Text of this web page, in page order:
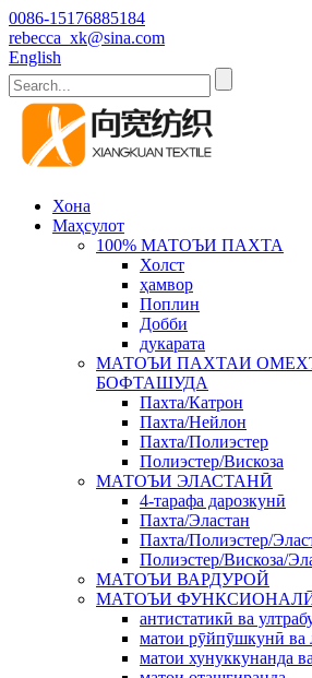
0086-15176885184
rebecca_xk@sina.com
English
Хона
Маҳсулот
100% МАТОЪИ ПАХТА
Холст
ҳамвор
Поплин
Добби
дукарата
МАТОЪИ ПАХТАИ
БОФТАШУДА
Пахта/Катрон
Пахта/Нейлон
Пахта/Полиэстер
Полиэстер/Вискоза
МАТОЪИ ЭЛАСТАНӢ
4-тарафа дарозкунӣ
Пахта/Эластан
Пахта/Полиэстер/
Полиэстер/Вискоза/
МАТОЪИ ВАРДУРОЙ
МАТОЪИ
антистатикӣ ва
матои рӯйпӯшкунӣ ва
матои хунуккунанда